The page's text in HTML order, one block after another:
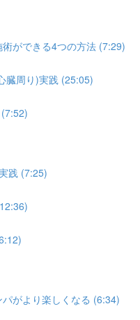
ができる4つの方法 (7:29)
臓周り)実践 (25:05)
践 (7:25)
がより楽しくなる (6:34)